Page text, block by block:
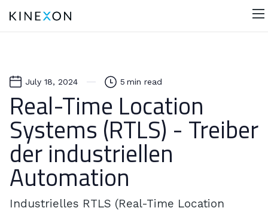
July 18, 2024 5 min read
Real-Time Location
Systems (RTLS) - Treiber
der industriellen
Automation
Industrielles RTLS (Real-Time Location